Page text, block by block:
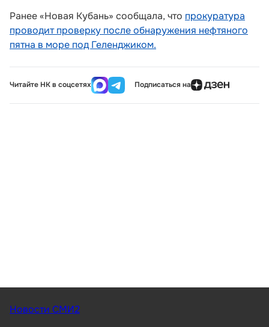
Ранее «Новая Кубань» сообщала, что прокуратура
проводит проверку после обнаружения нефтяного
пятна в море под Геленджиком.
Читайте НК в соцсетях Подписаться на
Новости СМИ2